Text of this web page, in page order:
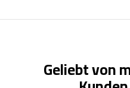
Geliebt von